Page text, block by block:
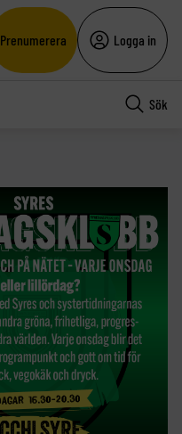
Prenumerera Logga in
Sök